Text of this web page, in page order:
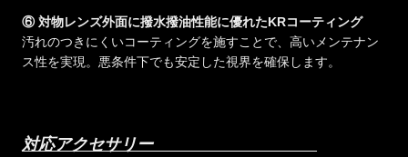
⑥ 対物レンズ外面に撥水撥油性能に優れたKRコーティング
汚れのつきにくいコーティングを施すことで、高いメンテナン
ス性を実現。悪条件下でも安定した視界を確保します。
対応アクセサリー